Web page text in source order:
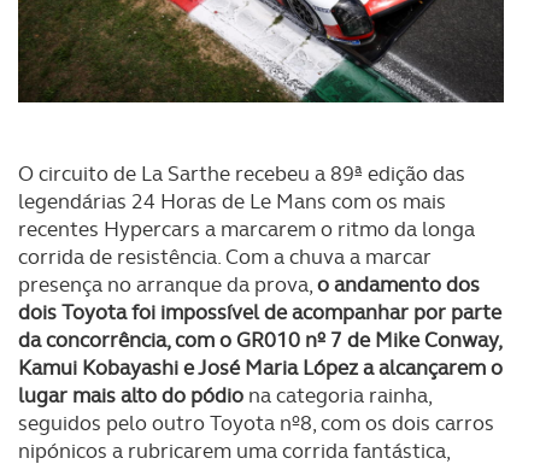
O circuito de La Sarthe recebeu a 89ª edição das
legendárias 24 Horas de Le Mans com os mais
recentes Hypercars a marcarem o ritmo da longa
corrida de resistência. Com a chuva a marcar
presença no arranque da prova,o andamento dos
dois Toyota foi impossível de acompanhar por parte
da concorrência, com o GR010 nº 7 de Mike Conway,
Kamui Kobayashi e José Maria López a alcançarem o
lugar mais alto do pódio na categoria rainha,
seguidos pelo outro Toyota nº8, com os dois carros
nipónicos a rubricarem uma corrida fantástica,